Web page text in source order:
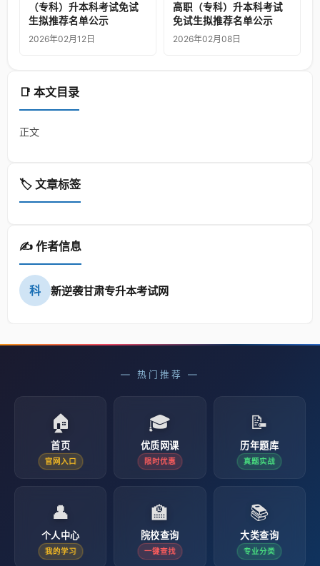
📑 本文目录
正文
🏷️ 文章标签
✍️ 作者信息
科 新逆袭甘肃专升本考试网
（专科）升本科考试免试
生拟推荐名单公示
2026年02月12日
高职（专科）升本科考试
免试生拟推荐名单公示
2026年02月08日
— 热门推荐 —
🏠
首页
官网入口
🎓
优质网课
限时优惠
📝
历年题库
真题实战
👤
个人中心
我的学习
🏫
院校查询
一键查找
📚
大类查询
专业分类